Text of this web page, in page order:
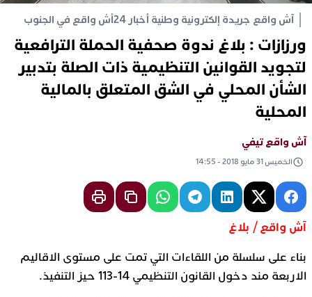
آش واقع جريدة إلكترونية وطنية أخبار 24 أش واقع في الجنوب
ورزازات : بلاغ ندوة صحفية الحملة الترافعية
لتجويد القوانين التنظيمية ذات الصلة بتدبير
الشأن المحلي في الشق المتعلق بالمالية
المحلية
آش واقع تيفي
الخميس 31 مايو 2018 - 14:55
آش واقع / بلاغ
بناء على سلسلة من اللقاءات التي تمت على مستوى الاقاليم
الاربعة مند دخول القانون التنظيمي 14-113 حيز التنفيذ.